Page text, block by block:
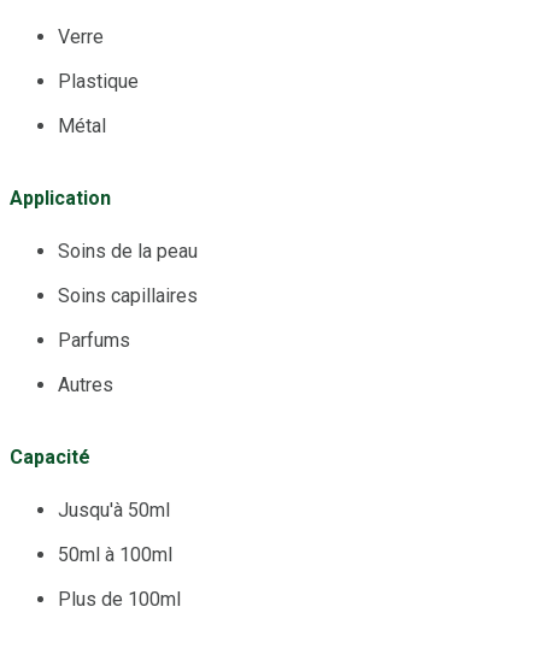
Verre
Plastique
Métal
Application
Soins de la peau
Soins capillaires
Parfums
Autres
Capacité
Jusqu'à 50ml
50ml à 100ml
Plus de 100ml